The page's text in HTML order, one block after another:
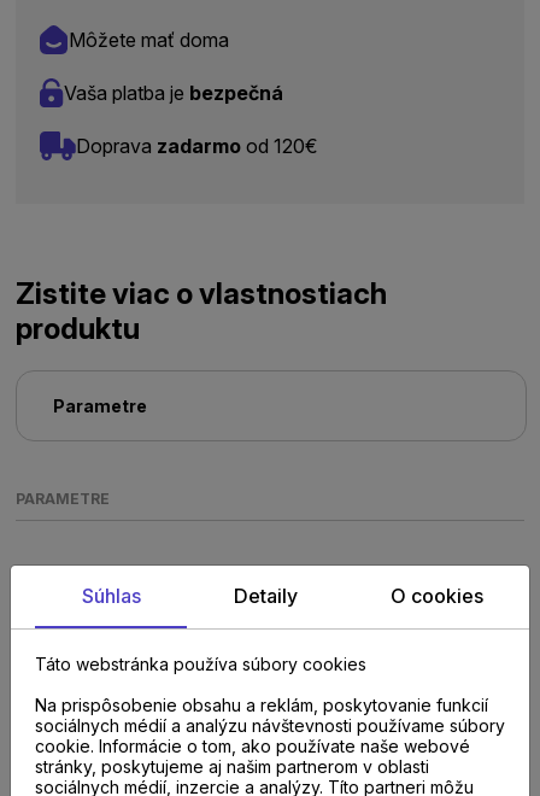
Môžete mať doma
Vaša platba je bezpečná
Doprava zadarmo od 120€
Zistite viac o vlastnostiach
produktu
Parametre
PARAMETRE
Poraďte sa s
odborníkom u nás na
Súhlas Detaily O cookies
Táto webstránka používa súbory cookies
Na prispôsobenie obsahu a reklám, poskytovanie funkcií
sociálnych médií a analýzu návštevnosti používame súbory
cookie. Informácie o tom, ako používate naše webové
stránky, poskytujeme aj našim partnerom v oblasti
sociálnych médií, inzercie a analýzy. Títo partneri môžu